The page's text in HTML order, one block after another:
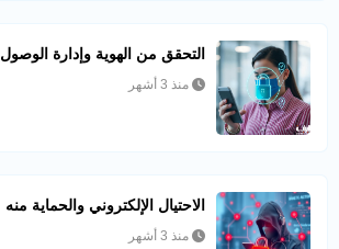
التحقق من الهوية وإدارة الوصول
منذ 3 أشهر
الاحتيال الإلكتروني والحماية منه
منذ 3 أشهر